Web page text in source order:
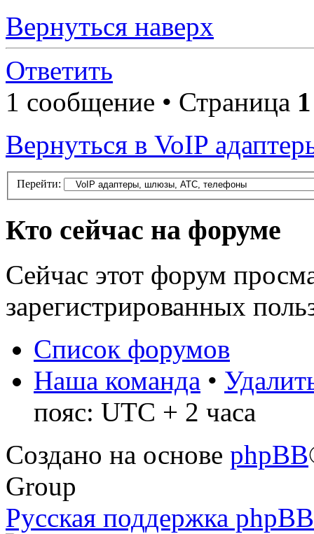
Вернуться наверх
Ответить
1 сообщение • Страница 1
Вернуться в VoIP
Перейти:
Кто сейчас на форуме
Сейчас этот форум
зарегистрированных
Список форумов
Наша команда •
пояс: UTC + 2 часа
Создано на основе phpBB
Group
Русская поддержка phpBB